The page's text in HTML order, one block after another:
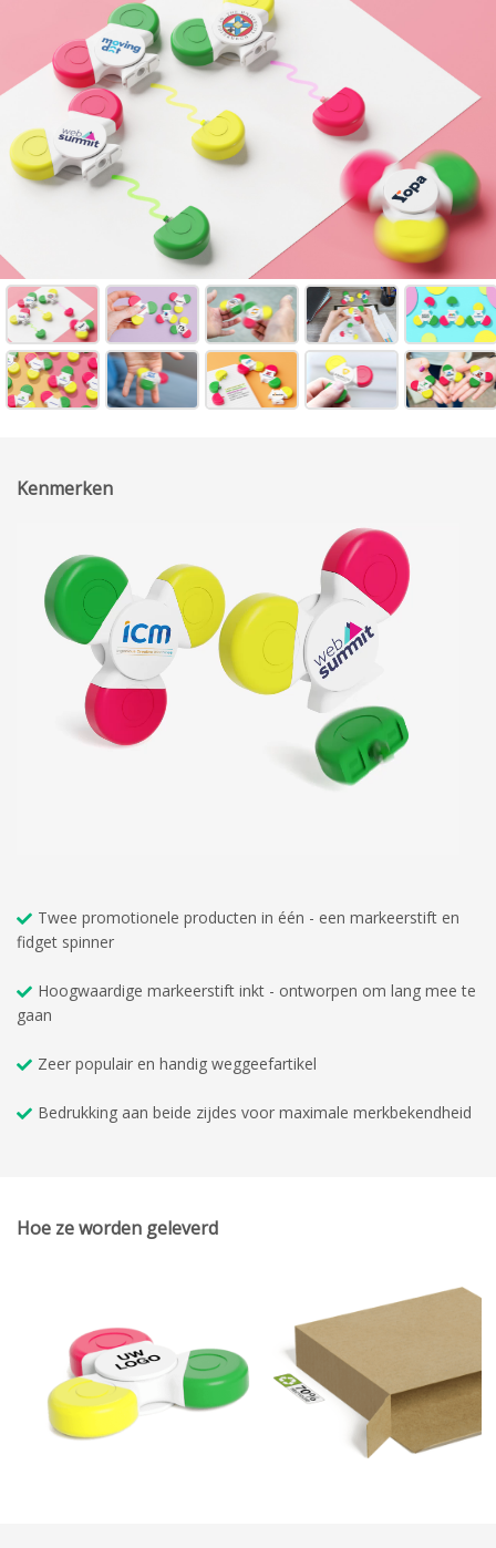
Kenmerken
Twee promotionele producten in één - een markeerstift en
fidget spinner
Hoogwaardige markeerstift inkt - ontworpen om lang mee te
gaan
Zeer populair en handig weggeefartikel
Bedrukking aan beide zijdes voor maximale merkbekendheid
Hoe ze worden geleverd